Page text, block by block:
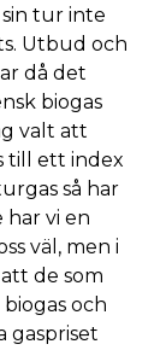
tur inte
Utbud och
då det
biogas
valt att
till ett index
så har
har vi en
väl, men i
de som
och
gaspriset